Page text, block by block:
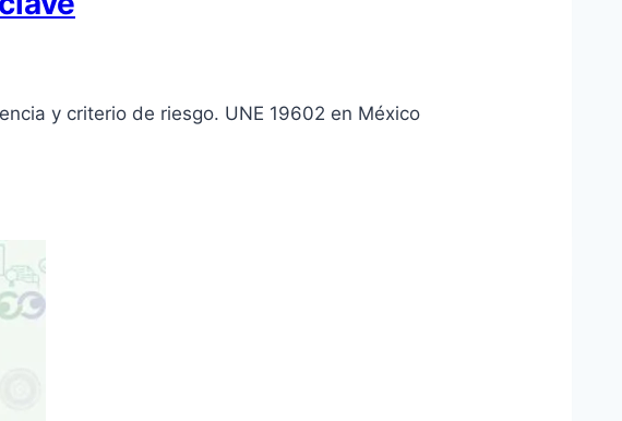
y criterio de riesgo. UNE 19602 en México